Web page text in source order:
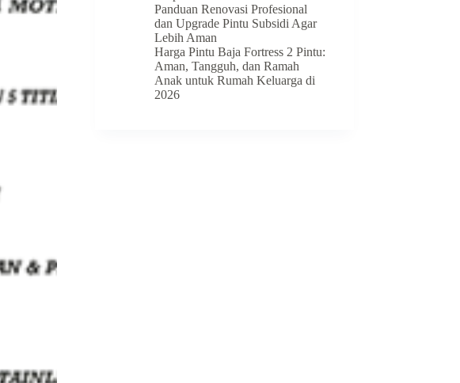
Panduan Renovasi Profesional
dan Upgrade Pintu Subsidi Agar
Lebih Aman
Harga Pintu Baja Fortress 2 Pintu:
Aman, Tangguh, dan Ramah
Anak untuk Rumah Keluarga di
2026